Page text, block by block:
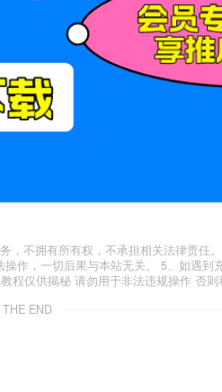
不拥有所有权，不承担相关法律责任
作，一切后果与本站无关。 5、如遇
程仅供揭秘 请勿用于非法违规操作 否
THE END